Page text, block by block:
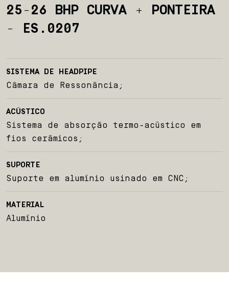
Sobre nós
Team BelParts
Blog
25-26 BHP CURVA + PONTEIRA
- ES.0207
SISTEMA DE HEADPIPE
Câmara de Ressonância;
ACÚSTICO
Sistema de absorção termo-acûstico em
fios cerâmicos;
SUPORTE
Suporte em alumínio usinado em CNC;
MATERIAL
Alumínio